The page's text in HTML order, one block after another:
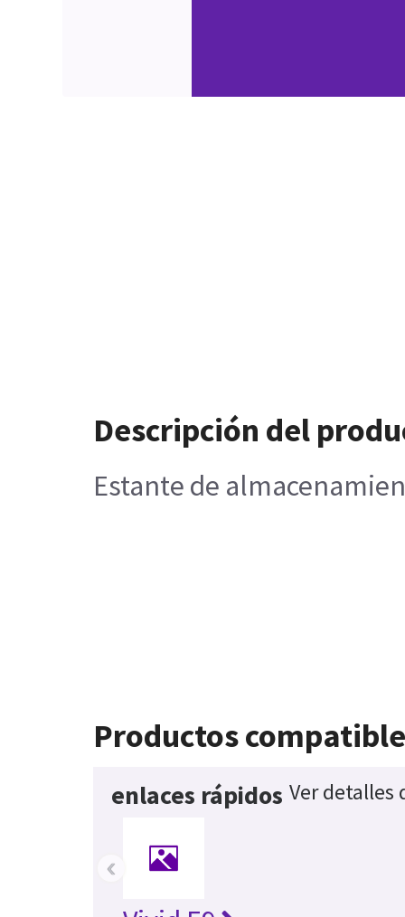
Descripción del
Estante de
Productos
enlaces rápidos Ver detalles
‹